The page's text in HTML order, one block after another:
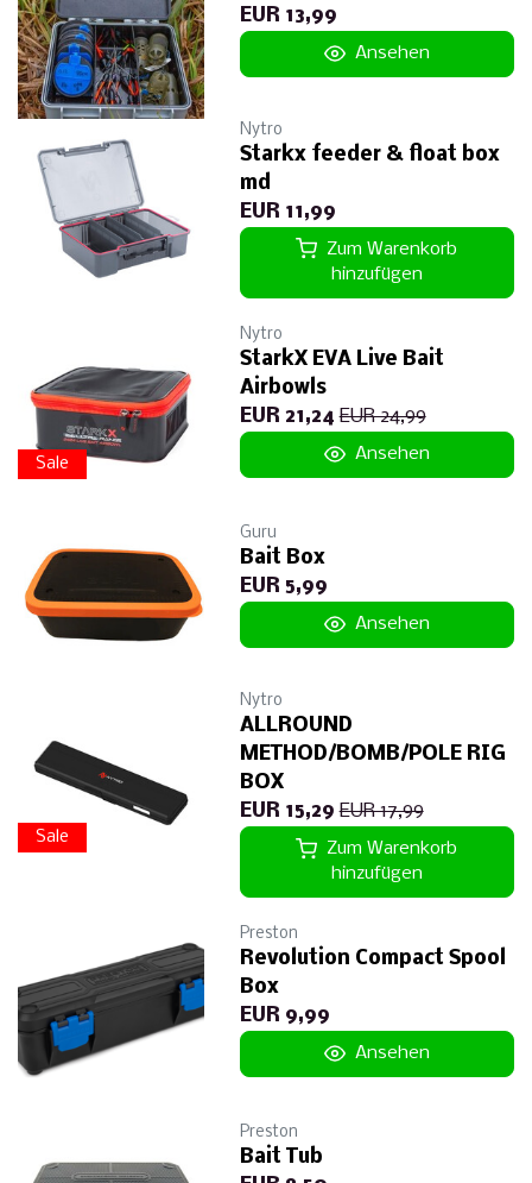
EUR 13,99
Ansehen
Nytro
Starkx feeder & float box
md
EUR 11,99
Zum Warenkorb
hinzufügen
Sale
Nytro
StarkX EVA Live Bait
Airbowls
EUR 21,24 EUR 24,99
Ansehen
Guru
Bait Box
EUR 5,99
Ansehen
Sale
Nytro
ALLROUND
METHOD/BOMB/POLE RIG
BOX
EUR 15,29 EUR 17,99
Zum Warenkorb
hinzufügen
Preston
Revolution Compact Spool
Box
EUR 9,99
Ansehen
Preston
Bait Tub